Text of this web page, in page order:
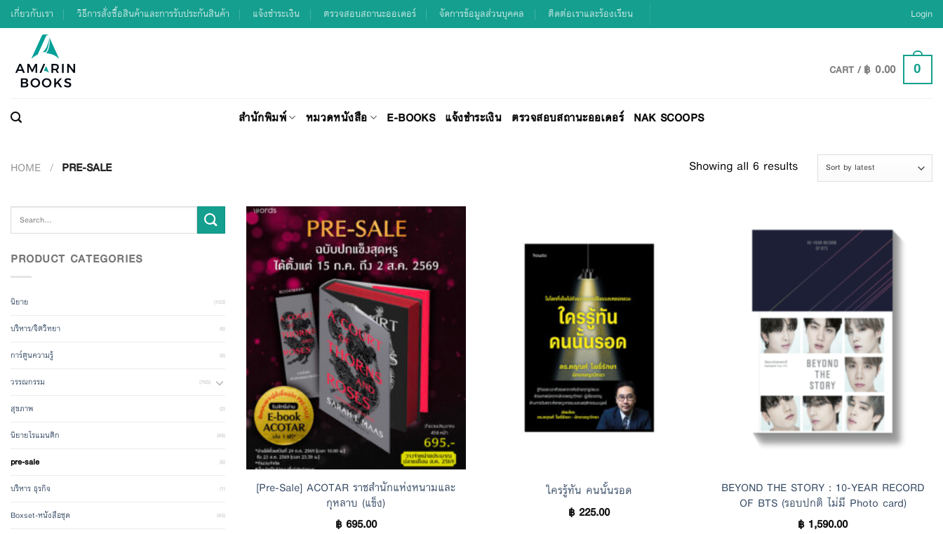
Skip
to
เกี่ยวกับเรา วิธีการสั่งซื้อสินค้าและการรับประกันสินค้า แจ้งชำระเงิน ตรวจสอบสถานะออเดอร์ จัดการข้อมูลส่วนบุคคล ติดต่อเราและร้องเรียน Login
CART /฿ 0.00 0
สำนักพิมพ์ หมวดหนังสือ E-BOOKS แจ้งชำระเงิน ตรวจสอบสถานะออเดอร์ NAK SCOOPS
HOME / PRE-SALE Showing all 6 results
PRODUCT CATEGORIES
นิยาย (103)
บริหาร/จิตวิทยา (6)
การ์ตูนความรู้ (8)
วรรณกรรม (765)
สุขภาพ (2)
นิยายโรแมนติก (48)
pre-sale (6)
บริหาร ธุรกิจ (1)
Boxset-หนังสือชุด (45)
Add to
[Pre-Sale] ACOTAR ราชสำนักแห่งหนามและ
กุหลาบ (แข็ง)
฿695.00
ใครรู้ทัน คนนั้นรอด
฿225.00
BEYOND THE STORY : 10-YEAR RECORD
OF BTS (รอบปกติ ไม่มี Photo card)
฿1,590.00